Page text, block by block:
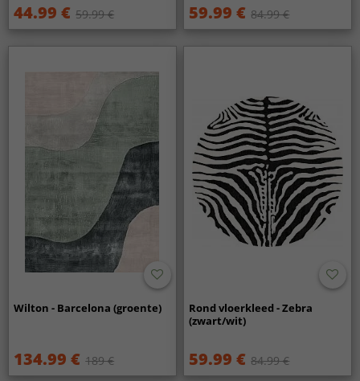
44.99 € 59.99 € 59.99 € 84.99 €
Wilton - Barcelona (groente)
134.99 € 189 €
Rond vloerkleed - Zebra
(zwart/wit)
59.99 € 84.99 €